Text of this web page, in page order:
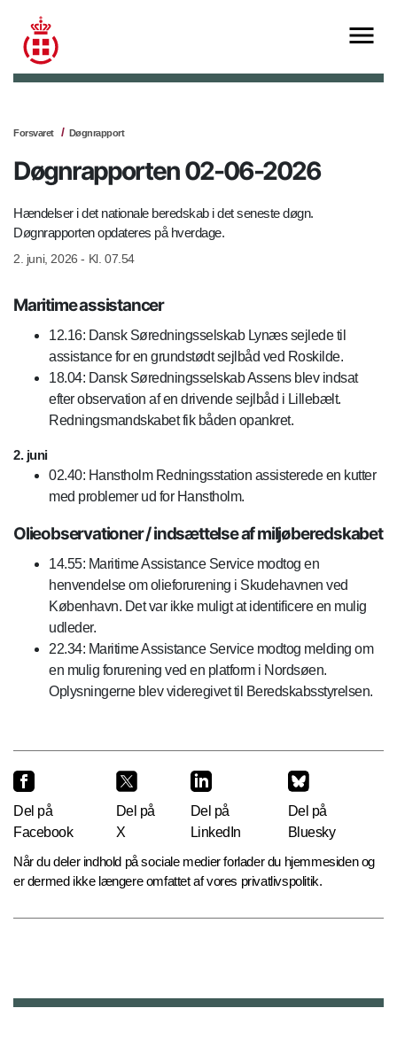
Forsvaret Døgnrapport
Døgnrapporten 02-06-2026
Hændelser i det nationale beredskab i det seneste døgn.
Døgnrapporten opdateres på hverdage.
2. juni, 2026 - Kl. 07.54
Maritime assistancer
12.16: Dansk Søredningsselskab Lynæs sejlede til
assistance for en grundstødt sejlbåd ved Roskilde.
18.04: Dansk Søredningsselskab Assens blev indsat
efter observation af en drivende sejlbåd i Lillebælt.
Redningsmandskabet fik båden opankret.
2. juni
02.40: Hanstholm Redningsstation assisterede en kutter
med problemer ud for Hanstholm.
Olieobservationer / indsættelse af miljøberedskabet
14.55: Maritime Assistance Service modtog en
henvendelse om olieforurening i Skudehavnen ved
København. Det var ikke muligt at identificere en mulig
udleder.
22.34: Maritime Assistance Service modtog melding om
en mulig forurening ved en platform i Nordsøen.
Oplysningerne blev videregivet til Beredskabsstyrelsen.
Del på
Facebook
Del på
X
Del på
LinkedIn
Del på
Bluesky
Når du deler indhold på sociale medier forlader du hjemmesiden og
er dermed ikke længere omfattet af vores privatlivspolitik.